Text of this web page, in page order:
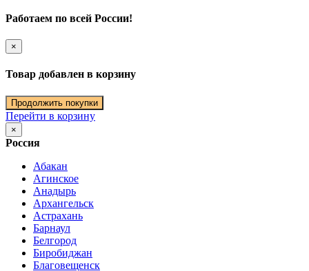
Работаем по всей России!
×
Товар добавлен в корзину
Продолжить покупки
Перейти в корзину
×
Россия
Абакан
Агинское
Анадырь
Архангельск
Астрахань
Барнаул
Белгород
Биробиджан
Благовещенск